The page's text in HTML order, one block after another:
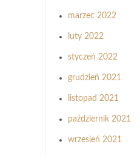
marzec 2022
luty 2022
styczeń 2022
grudzień 2021
listopad 2021
październik 2021
wrzesień 2021